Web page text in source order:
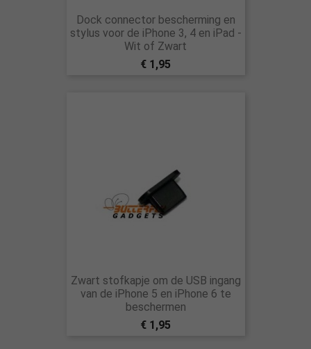
Dock connector bescherming en
stylus voor de iPhone 3, 4 en iPad -
Wit of Zwart
€ 1,95
Zwart stofkapje om de USB ingang
van de iPhone 5 en iPhone 6 te
beschermen
€ 1,95